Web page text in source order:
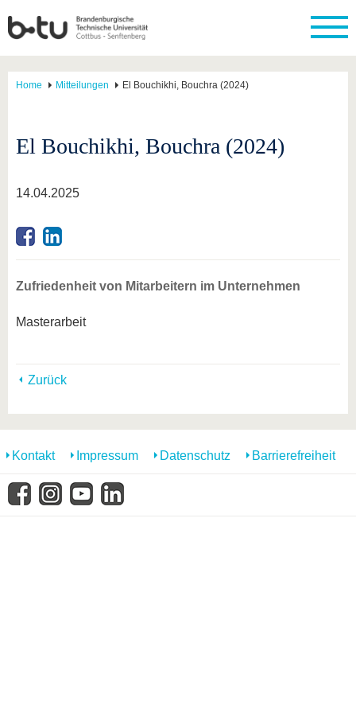
Home Mitteilungen El Bouchikhi, Bouchra (2024)
El Bouchikhi, Bouchra (2024)
14.04.2025
Zufriedenheit von Mitarbeitern im Unternehmen
Masterarbeit
Zurück
Kontakt Impressum Datenschutz Barrierefreiheit